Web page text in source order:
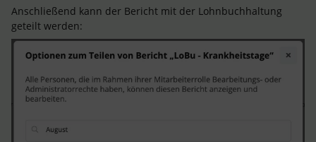
Anschließend kann der Bericht mit der Lohnbuchhaltung
geteilt werden: